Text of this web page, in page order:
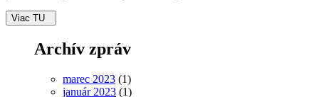
Viac TU
Archív zpráv
marec 2023 (1)
január 2023 (1)